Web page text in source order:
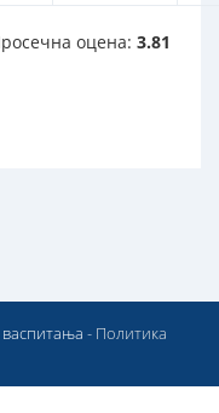
оцена: 3.81
- Политика